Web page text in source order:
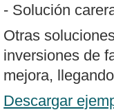
forma
Nueva
aunque
menú al estilo
Mapa
- Solución
Otras
inversiones de
mejora,
Descargar